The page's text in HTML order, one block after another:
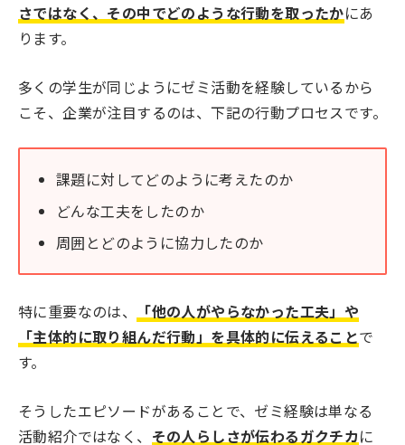
さではなく、その中でどのような行動を取ったかにあ
ります。
多くの学生が同じようにゼミ活動を経験しているから
こそ、企業が注目するのは、下記の行動プロセスです。
課題に対してどのように考えたのか
どんな工夫をしたのか
周囲とどのように協力したのか
特に重要なのは、
「他の人がやらなかった工夫」や
「主体的に取り組んだ行動」を具体的に伝えることで
す。
そうしたエピソードがあることで、ゼミ経験は単なる
活動紹介ではなく、 その人らしさが伝わるガクチカに